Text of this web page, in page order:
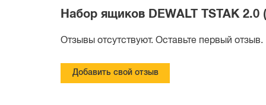
Набор ящиков DEWALT TSTAK 2.0
Отзывы отсутствуют. Оставьте первый отзыв.
Добавить свой отзыв